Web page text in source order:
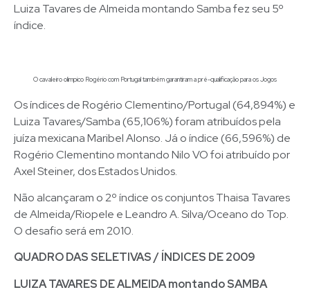
Luiza Tavares de Almeida montando Samba fez seu 5º
índice.
O cavaleiro olimpico Rogério com Portugal também garantiram a pré-qualificação para os Jogos
Os índices de Rogério Clementino/Portugal (64,894%) e
Luiza Tavares/Samba (65,106%) foram atribuídos pela
juíza mexicana Maribel Alonso. Já o índice (66,596%) de
Rogério Clementino montando Nilo VO foi atribuído por
Axel Steiner, dos Estados Unidos.
Não alcançaram o 2º índice os conjuntos Thaisa Tavares
de Almeida/Riopele e Leandro A. Silva/Oceano do Top.
O desafio será em 2010.
QUADRO DAS SELETIVAS / ÍNDICES DE 2009
LUIZA TAVARES DE ALMEIDA montando SAMBA